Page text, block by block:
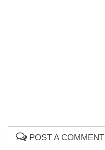
POST A COMMENT